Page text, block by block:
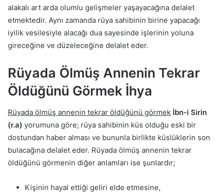
alakalı art arda olumlu gelişmeler yaşayacağına delalet
etmektedir. Aynı zamanda rüya sahibinin birine yapacağı
iyilik vesilesiyle alacağı dua sayesinde işlerinin yoluna
gireceğine ve düzeleceğine delalet eder.
Rüyada Ölmüş Annenin Tekrar
Öldüğünü Görmek İhya
Rüyada ölmüş annenin tekrar öldüğünü görmek İbn-i Sirin
(r.a) yorumuna göre; rüya sahibinin küs olduğu eski bir
dostundan haber alması ve bununla birlikte küslüklerin son
bulacağına delalet eder. Rüyada ölmüş annenin tekrar
öldüğünü görmenin diğer anlamları ise şunlardır;
Kişinin hayal ettiği geliri elde etmesine,